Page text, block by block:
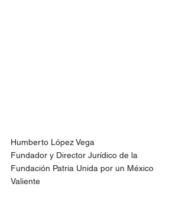
Humberto López Vega
Fundador y Director Jurídico de la
Fundación Patria Unida por un México
Valiente